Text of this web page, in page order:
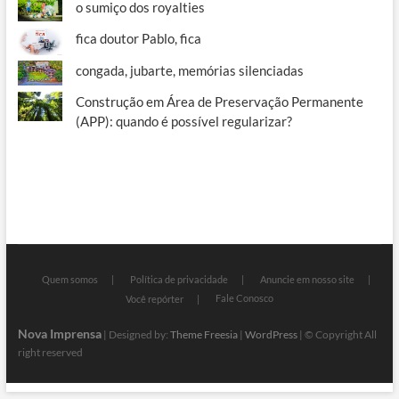
o sumiço dos royalties
fica doutor Pablo, fica
congada, jubarte, memórias silenciadas
Construção em Área de Preservação Permanente
(APP): quando é possível regularizar?
Quem somos Política de privacidade
Anuncie em nosso site
Você repórter
Fale Conosco
Nova Imprensa| Designed by: Theme Freesia| WordPress| © Copyright All
right reserved